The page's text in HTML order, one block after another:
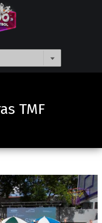
TMF